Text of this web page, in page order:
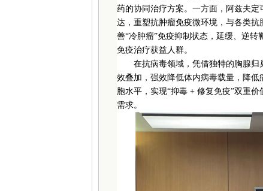
药的协同治疗方案。一方面，阿兹夫
达，重塑抗肿瘤免疫微环境，与各类
善“冷肿瘤”免疫抑制状态，延缓、逆
免疫治疗获益人群。
在抗病毒领域，凭借独特的胸腺
效叠加，强效降低体内病毒载量，降
胞水平，实现“抑毒 + 修复免疫”双重
需求。